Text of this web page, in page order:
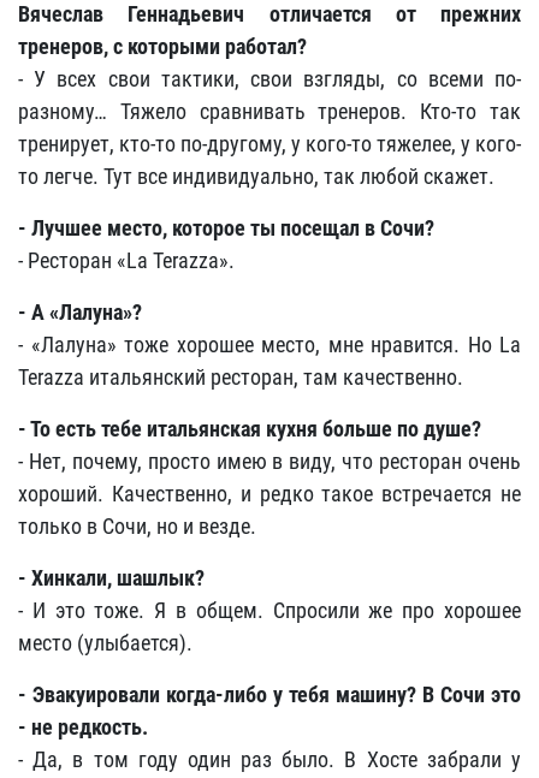
Вячеслав Геннадьевич отличается от прежних
тренеров, с которыми работал?
- У всех свои тактики, свои взгляды, со всеми по-
разному… Тяжело сравнивать тренеров. Кто-то так
тренирует, кто-то по-другому, у кого-то тяжелее, у кого-
то легче. Тут все индивидуально, так любой скажет.
- Лучшее место, которое ты посещал в Сочи?
- Ресторан «La Terazza».
- А «Лалуна»?
- «Лалуна» тоже хорошее место, мне нравится. Но La
Terazza итальянский ресторан, там качественно.
- То есть тебе итальянская кухня больше по душе?
- Нет, почему, просто имею в виду, что ресторан очень
хороший. Качественно, и редко такое встречается не
только в Сочи, но и везде.
- Хинкали, шашлык?
- И это тоже. Я в общем. Спросили же про хорошее
место (улыбается).
- Эвакуировали когда-либо у тебя машину? В Сочи это
- не редкость.
- Да, в том году один раз было. В Хосте забрали у